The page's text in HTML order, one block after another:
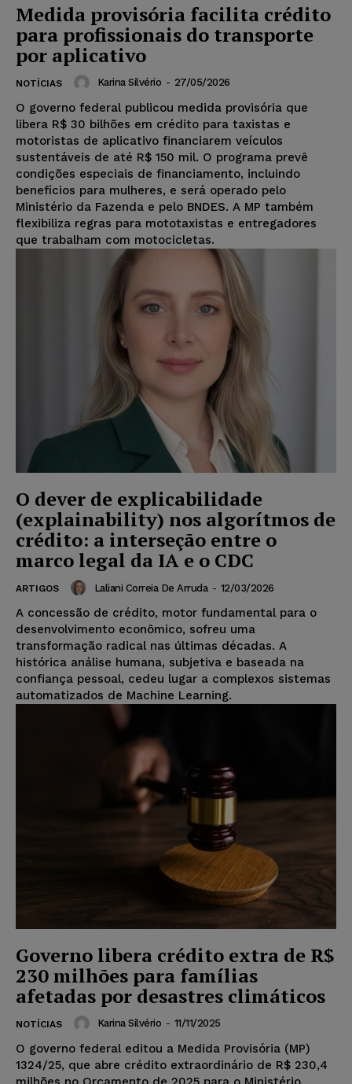
Medida provisória facilita crédito
para profissionais do transporte
por aplicativo
NOTÍCIAS Karina Silvério - 27/05/2026
O governo federal publicou medida provisória que
libera R$ 30 bilhões em crédito para taxistas e
motoristas de aplicativo financiarem veículos
sustentáveis de até R$ 150 mil. O programa prevê
condições especiais de financiamento, incluindo
benefícios para mulheres, e será operado pelo
Ministério da Fazenda e pelo BNDES. A MP também
flexibiliza regras para mototaxistas e entregadores
que trabalham com motocicletas.
O dever de explicabilidade
(explainability) nos algorítmos de
crédito: a interseção entre o
marco legal da IA e o CDC
ARTIGOS Laliani Correia De Arruda - 12/03/2026
A concessão de crédito, motor fundamental para o
desenvolvimento econômico, sofreu uma
transformação radical nas últimas décadas. A
histórica análise humana, subjetiva e baseada na
confiança pessoal, cedeu lugar a complexos sistemas
automatizados de Machine Learning.
Governo libera crédito extra de R$
230 milhões para famílias
afetadas por desastres climáticos
NOTÍCIAS Karina Silvério - 11/11/2025
O governo federal editou a Medida Provisória (MP)
1324/25, que abre crédito extraordinário de R$ 230,4